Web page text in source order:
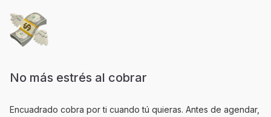
No más estrés al cobrar
Encuadrado cobra por ti cuando tú quieras. Antes de agendar,